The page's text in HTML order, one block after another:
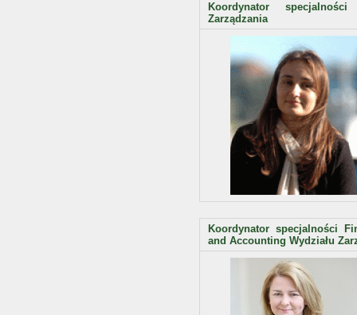
Koordynator specjalności
Zarządzania
Koordynator specjalności
and Accounting Wydziału